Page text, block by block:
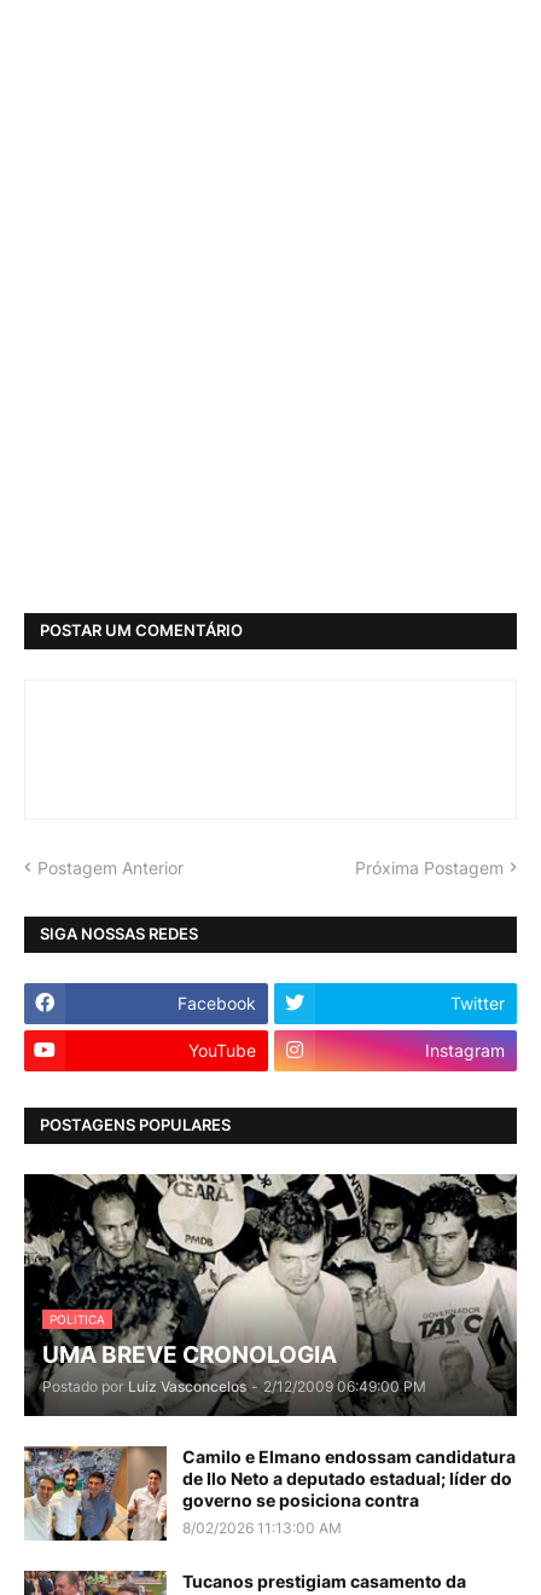
POSTAR UM COMENTÁRIO
Postagem Anterior Próxima Postagem
SIGA NOSSAS REDES
Facebook Twitter
YouTube Instagram
POSTAGENS POPULARES
POLITICA
UMA BREVE CRONOLOGIA
Postado por Luiz Vasconcelos - 2/12/2009 06:49:00 PM
Camilo e Elmano endossam candidatura
de Ilo Neto a deputado estadual; líder do
governo se posiciona contra
8/02/2026 11:13:00 AM
Tucanos prestigiam casamento da